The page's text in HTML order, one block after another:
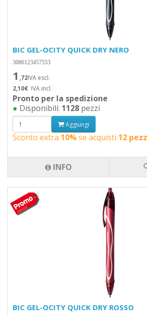
BIC GEL-OCITY QUICK DRY NERO
3086123457553
1 ,72IVA escl.
2,10€ IVA incl.
Pronto per la spedizione
● Disponibili: 1128 pezzi
Aggiungi
Sconto extra 10%se acquisti 12
INFO
BIC GEL-OCITY QUICK DRY ROSSO